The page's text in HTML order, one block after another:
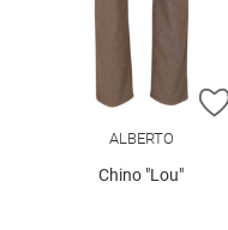
ALBERTO
Chino "Lou"